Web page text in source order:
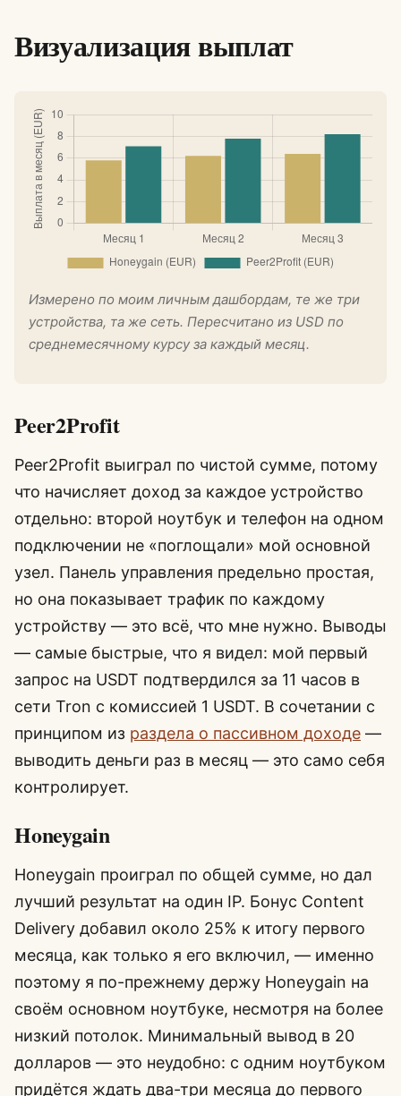
Визуализация выплат
Измерено по моим личным дашбордам, те же три
устройства, та же сеть. Пересчитано из USD по
среднемесячному курсу за каждый месяц.
Peer2Profit
Peer2Profit выиграл по чистой сумме, потому
что начисляет доход за каждое устройство
отдельно: второй ноутбук и телефон на одном
подключении не «поглощали» мой основной
узел. Панель управления предельно простая,
но она показывает трафик по каждому
устройству — это всё, что мне нужно. Выводы
— самые быстрые, что я видел: мой первый
запрос на USDT подтвердился за 11 часов в
сети Tron с комиссией 1 USDT. В сочетании с
принципом из раздела о пассивном доходе —
выводить деньги раз в месяц — это само себя
контролирует.
Honeygain
Honeygain проиграл по общей сумме, но дал
лучший результат на один IP. Бонус Content
Delivery добавил около 25% к итогу первого
месяца, как только я его включил, — именно
поэтому я по-прежнему держу Honeygain на
своём основном ноутбуке, несмотря на более
низкий потолок. Минимальный вывод в 20
долларов — это неудобно: с одним ноутбуком
придётся ждать два-три месяца до первого